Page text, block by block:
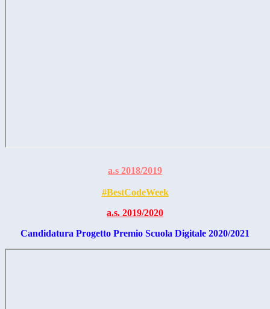
a.s 2018/2019
#BestCodeWeek
a.s. 2019/2020
Candidatura Progetto Premio Scuola Digitale 2020/2021